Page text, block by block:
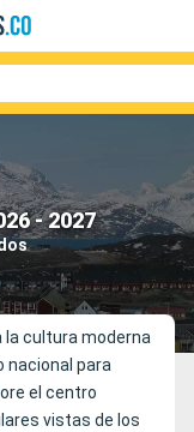
- 2027
la cultura moderna
nacional para
el centro
vistas de los